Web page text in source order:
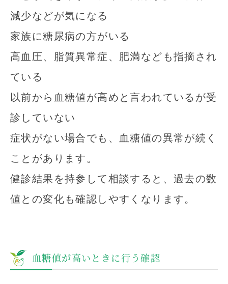
減少などが気になる
家族に糖尿病の方がいる
高血圧、脂質異常症、肥満なども指摘され
ている
以前から血糖値が高めと言われているが受
診していない
症状がない場合でも、血糖値の異常が続く
ことがあります。
健診結果を持参して相談すると、過去の数
値との変化も確認しやすくなります。
血糖値が高いときに行う確認